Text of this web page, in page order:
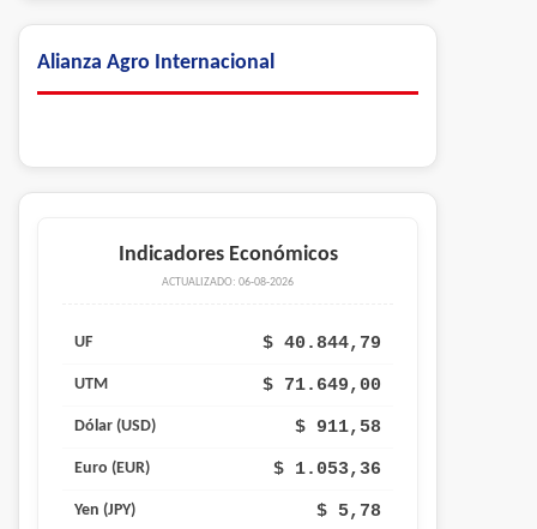
Alianza Agro Internacional
Indicadores Económicos
ACTUALIZADO: 06-08-2026
UF $ 40.844,79
UTM $ 71.649,00
Dólar (USD) $ 911,58
Euro (EUR) $ 1.053,36
Yen (JPY) $ 5,78